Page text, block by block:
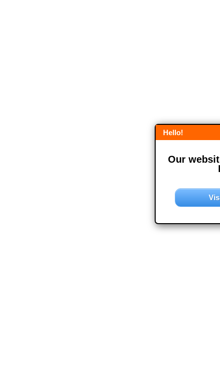
Hello!
Our